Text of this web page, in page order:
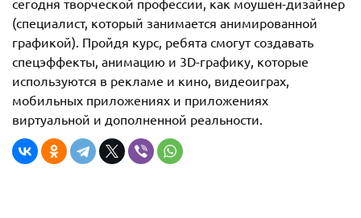
сегодня творческой профессии, как моушен-дизайнер
(специалист, который занимается анимированной
графикой). Пройдя курс, ребята смогут создавать
спецэффекты, анимацию и 3D-графику, которые
используются в рекламе и кино, видеоиграх,
мобильных приложениях и приложениях
виртуальной и дополненной реальности.